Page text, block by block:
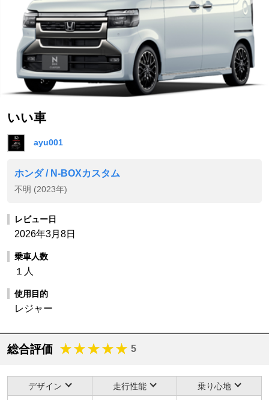
いい車
ayu001
ホンダ / N-BOXカスタム
不明 (2023年)
レビュー日
2026年3月8日
乗車人数
１人
使用目的
レジャー
総合評価 5
デザイン 走行性能 乗り心地